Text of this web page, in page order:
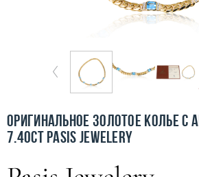
Бесплатная доставка
О компании
Контакты
3D-тур по шоуруму
Оригинальное золотое колье с
7.40ct Pasis Jewelery